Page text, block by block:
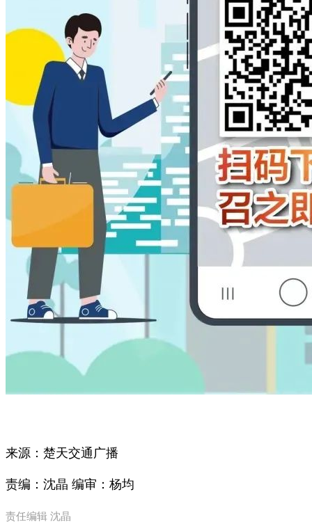
来源：楚天交通广播
责编：沈晶 编审：杨均
责任编辑 沈晶